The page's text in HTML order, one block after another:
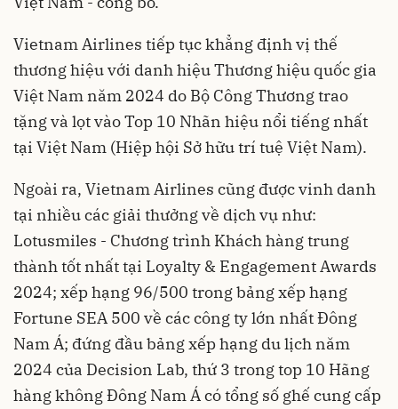
Vietnam Airlines tiếp tục khẳng định vị thế
thương hiệu với danh hiệu Thương hiệu quốc gia
Việt Nam năm 2024 do Bộ Công Thương trao
tặng và lọt vào Top 10 Nhãn hiệu nổi tiếng nhất
tại Việt Nam (Hiệp hội Sở hữu trí tuệ Việt Nam).
Ngoài ra, Vietnam Airlines cũng được vinh danh
tại nhiều các giải thưởng về dịch vụ như:
Lotusmiles - Chương trình Khách hàng trung
thành tốt nhất tại Loyalty & Engagement Awards
2024; xếp hạng 96/500 trong bảng xếp hạng
Fortune SEA 500 về các công ty lớn nhất Đông
Nam Á; đứng đầu bảng xếp hạng du lịch năm
2024 của Decision Lab, thứ 3 trong top 10 Hãng
hàng không Đông Nam Á có tổng số ghế cung cấp